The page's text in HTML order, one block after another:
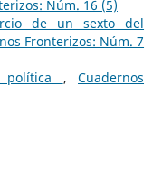
Núm. 16 (5)
de un sexto del
Fronterizos: Núm. 7
política ,Cuadernos